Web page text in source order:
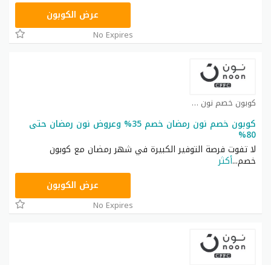
RRF24عرض الكوبون
No Expires
كوبون خصم نون كوبون
كوبون خصم نون رمضان خصم 35% وعروض نون رمضان حتى
80%
لا تفوت فرصة التوفير الكبيرة في شهر رمضان مع كوبون
خصم...أكثر
RRF24عرض الكوبون
No Expires